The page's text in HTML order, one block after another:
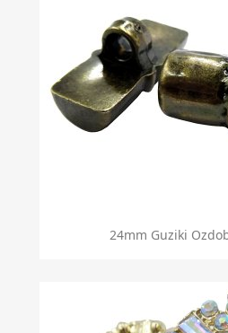
24mm Guziki